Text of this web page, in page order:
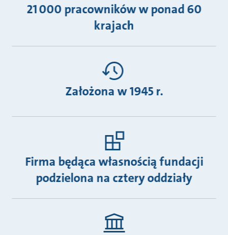
21 000 pracowników w ponad 60
krajach
Założona w 1945 r.
Firma będąca własnością fundacji
podzielona na cztery oddziały